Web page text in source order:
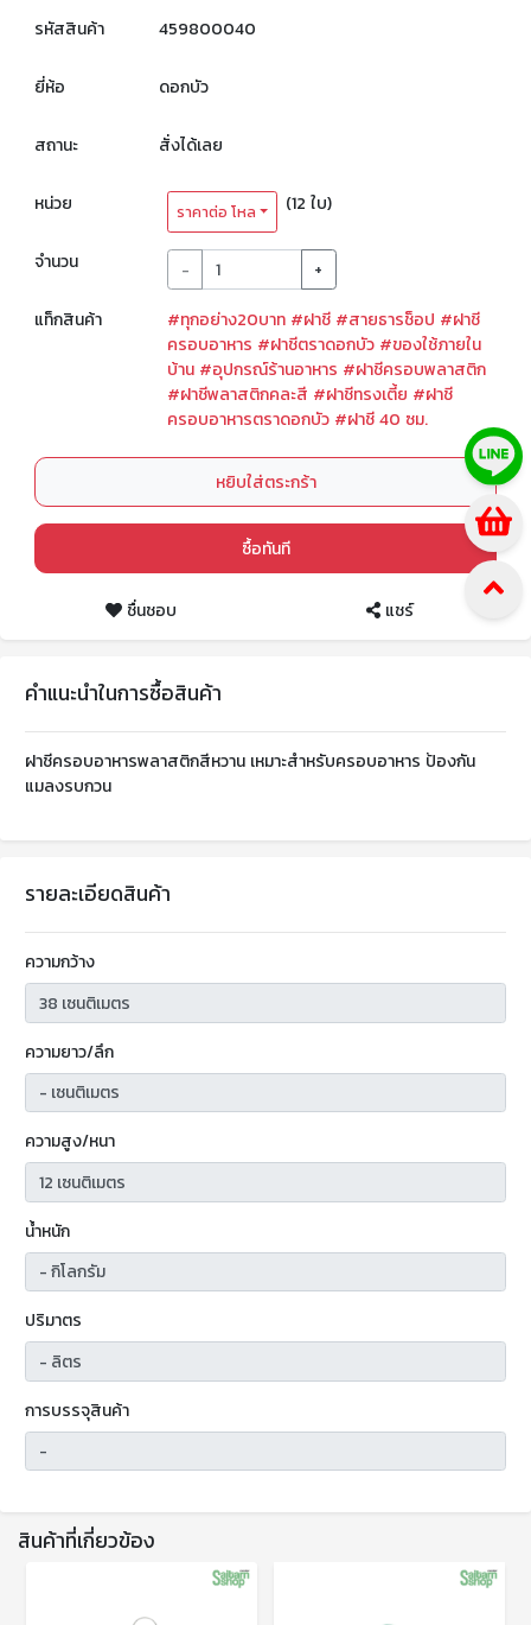
รหัสสินค้า 459800040
ยี่ห้อ ดอกบัว
สถานะ สั่งได้เลย
หน่วย ราคาต่อ โหล (12 ใบ)
จำนวน - +
แท็กสินค้า #ทุกอย่าง20บาท #ฝาชี #สายธารช็อป #ฝาชี
ครอบอาหาร #ฝาชีตราดอกบัว #ของใช้ภายใน
บ้าน #อุปกรณ์ร้านอาหาร #ฝาชีครอบพลาสติก
#ฝาชีพลาสติกคละสี #ฝาชีทรงเตี้ย #ฝาชี
ครอบอาหารตราดอกบัว #ฝาชี 40 ซม.
หยิบใส่ตระกร้า
ซื้อทันที
ชื่นชอบ แชร์
คำแนะนำในการซื้อสินค้า
ฝาชีครอบอาหารพลาสติกสีหวาน เหมาะสำหรับครอบอาหาร ป้องกัน
แมลงรบกวน
รายละเอียดสินค้า
ความกว้าง
ความยาว/ลึก
ความสูง/หนา
น้ำหนัก
ปริมาตร
การบรรจุสินค้า
สินค้าที่เกี่ยวข้อง